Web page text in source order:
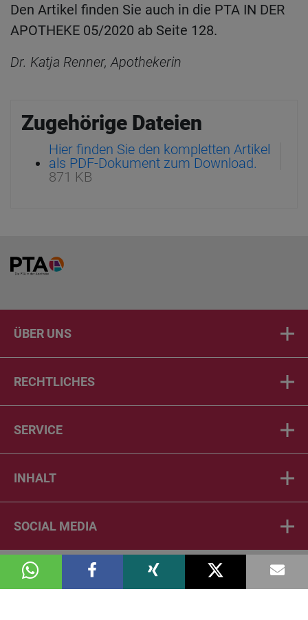
Den Artikel finden Sie auch in die PTA IN DER
APOTHEKE 05/2020 ab Seite 128.
Dr. Katja Renner, Apothekerin
Zugehörige Dateien
Hier finden Sie den kompletten Artikel
als PDF-Dokument zum Download.
871 KB
Home
ÜBER UNS
RECHTLICHES
SERVICE
INHALT
SOCIAL MEDIA
© 2026 DIE PTA IN DER APOTHEKE